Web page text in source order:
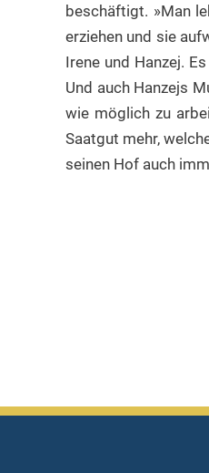
beschäftigt. »Man
erziehen und sie
Irene und Hanzej.
Und auch Hanzejs
wie möglich zu
Saatgut mehr,
seinen Hof auch